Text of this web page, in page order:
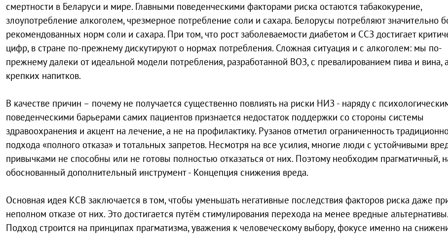
смертности в Беларуси и мире. Главными поведенческими факторами риска остаются табакокурение,
злоупотребление алкоголем, чрезмерное потребление соли и сахара. Белорусы потребляют значительно
рекомендованных норм соли и сахара. При том, что рост заболеваемости диабетом и ССЗ достигает
цифр, в стране по-прежнему дискутируют о нормах потребления. Сложная ситуация и с алкоголем: мы по-
прежнему далеки от идеальной модели потребления, разработанной ВОЗ, с превалированием пива и вина,
крепких напитков.
В качестве причин – почему не получается существенно повлиять на риски НИЗ - наряду с
поведенческими барьерами самих пациентов признается недостаток поддержки со стороны системы
здравоохранения и акцент на лечение, а не на профилактику. Рузанов отметил ограниченность
подхода «полного отказа» и тотальных запретов. Несмотря на все усилия, многие люди с устойчивыми
привычками не способны или не готовы полностью отказаться от них. Поэтому необходим прагматичный,
обоснованный дополнительный инструмент - Концепция снижения вреда.
Основная идея КСВ заключается в том, чтобы уменьшать негативные последствия факторов риска даже
неполном отказе от них. Это достигается путём стимулирования перехода на менее вредные альтернативы.
Подход строится на принципах прагматизма, уважения к человеческому выбору, фокусе именно на